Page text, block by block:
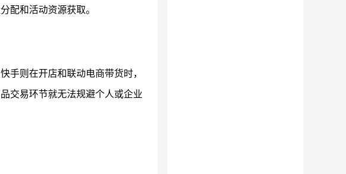
配和活动资源获取。
手则在开店和联动电商带货时，
交易环节就无法规避个人或企业